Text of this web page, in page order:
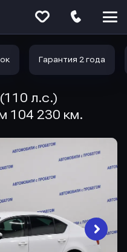
Гарантия 2 года
л.с.)
104 230 км.